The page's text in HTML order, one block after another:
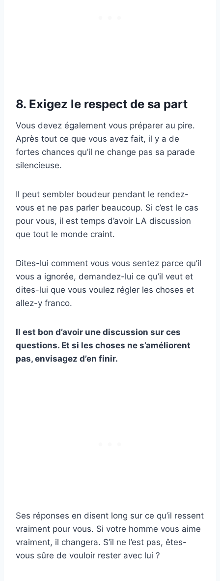
8. Exigez le respect de sa part
Vous devez également vous préparer au pire.
Après tout ce que vous avez fait, il y a de
fortes chances qu’il ne change pas sa parade
silencieuse.
Il peut sembler boudeur pendant le rendez-
vous et ne pas parler beaucoup. Si c’est le cas
pour vous, il est temps d’avoir LA discussion
que tout le monde craint.
Dites-lui comment vous vous sentez parce qu’il
vous a ignorée, demandez-lui ce qu’il veut et
dites-lui que vous voulez régler les choses et
allez-y franco.
Il est bon d’avoir une discussion sur ces
questions. Et si les choses ne s’améliorent
pas, envisagez d’en finir.
Ses réponses en disent long sur ce qu’il ressent
vraiment pour vous. Si votre homme vous aime
vraiment, il changera. S’il ne l’est pas, êtes-
vous sûre de vouloir rester avec lui ?